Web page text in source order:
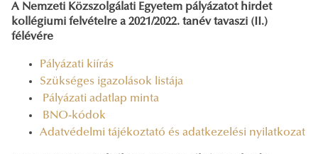
A Nemzeti Közszolgálati Egyetem pályázatot hirdet
kollégiumi felvételre a 2021/2022. tanév tavaszi (II.)
félévére
Pályázati kiírás
Szükséges igazolások listája
Pályázati adatlap minta
BNO-kódok
Adatvédelmi tájékoztató és adatkezelési nyilatkozat